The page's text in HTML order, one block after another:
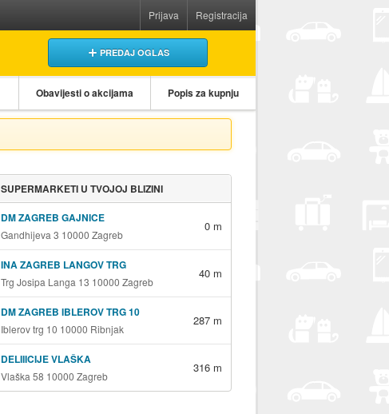
Prijava Registracija
PREDAJ OGLAS
Obavijesti o akcijama Popis za kupnju
SUPERMARKETI U TVOJOJ BLIZINI
DM ZAGREB GAJNICE
Gandhijeva 3 10000 Zagreb
0 m
INA ZAGREB LANGOV TRG
Trg Josipa Langa 13 10000 Zagreb
40 m
DM ZAGREB IBLEROV TRG 10
Iblerov trg 10 10000 Ribnjak
287 m
DELIIICIJE VLAŠKA
Vlaška 58 10000 Zagreb
316 m